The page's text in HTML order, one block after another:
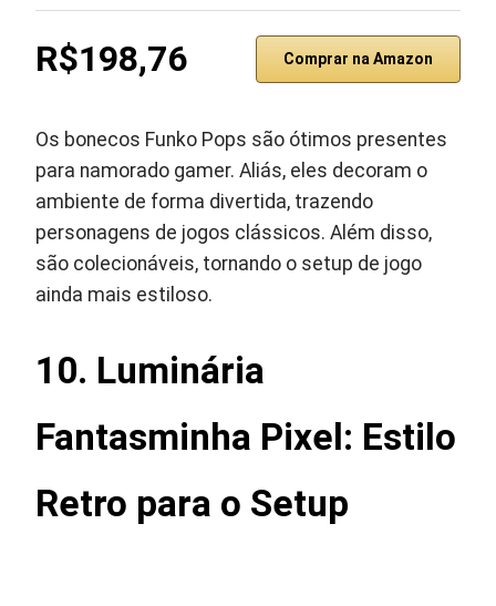
R$198,76 Comprar na Amazon
Os bonecos Funko Pops são ótimos presentes
para namorado gamer. Aliás, eles decoram o
ambiente de forma divertida, trazendo
personagens de jogos clássicos. Além disso,
são colecionáveis, tornando o setup de jogo
ainda mais estiloso.
10. Luminária
Fantasminha Pixel: Estilo
Retro para o Setup